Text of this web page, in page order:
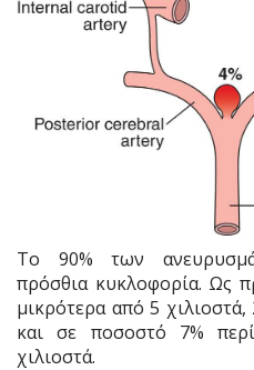
Το 90% των
πρόσθια κυκλοφορία. Ως
μικρότερα από 5
και σε ποσοστό 7%
χιλιοστά.